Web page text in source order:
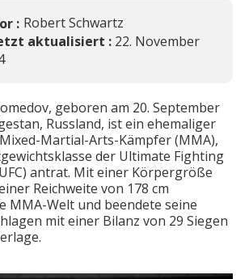
: Robert Schwartz
aktualisiert : 22. November
geboren am 20. September
Russland, ist ein ehemaliger
Martial-Arts-Kämpfer (MMA),
der Ultimate Fighting
antrat. Mit einer Körpergröße
Reichweite von 178 cm
MMA-Welt und beendete seine
mit einer Bilanz von 29 Siegen